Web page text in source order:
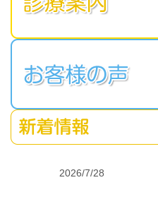
2026/7/28